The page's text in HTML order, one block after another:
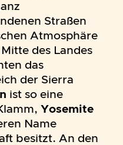
Straßen
Atmosphäre
des Landes
das
der Sierra
ist so eine
Yosemite
Name
besitzt. An den